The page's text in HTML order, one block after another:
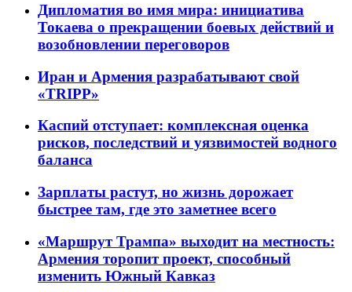
Дипломатия во имя мира: инициатива
Токаева о прекращении боевых действий и
возобновлении переговоров
Иран и Армения разрабатывают свой
«TRIPP»
Каспий отступает: комплексная оценка
рисков, последствий и уязвимостей водного
баланса
Зарплаты растут, но жизнь дорожает
быстрее там, где это заметнее всего
«Маршрут Трампа» выходит на местность:
Армения торопит проект, способный
изменить Южный Кавказ